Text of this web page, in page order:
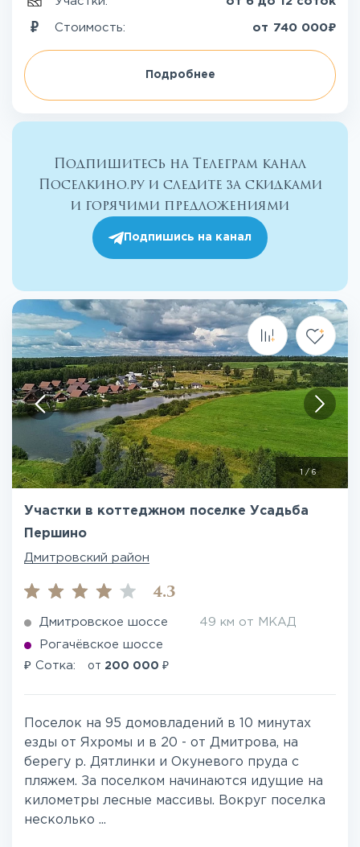
Стоимость: от 740 000₽
Подробнее
Подпишитесь на Телеграм канал
Поселкино.ру и следите за скидками
и горячими предложениями
Подпишись на канал
1 / 6
Участки в коттеджном поселке Усадьба
Першино
Дмитровский район
4.3
Дмитровское шоссе 49 км от МКАД
Рогачёвское шоссе
₽ Сотка: от 200 000 ₽
Поселок на 95 домовладений в 10 минутах
езды от Яхромы и в 20 - от Дмитрова, на
берегу р. Дятлинки и Окуневого пруда с
пляжем. За поселком начинаются идущие на
километры лесные массивы. Вокруг поселка
несколько ...